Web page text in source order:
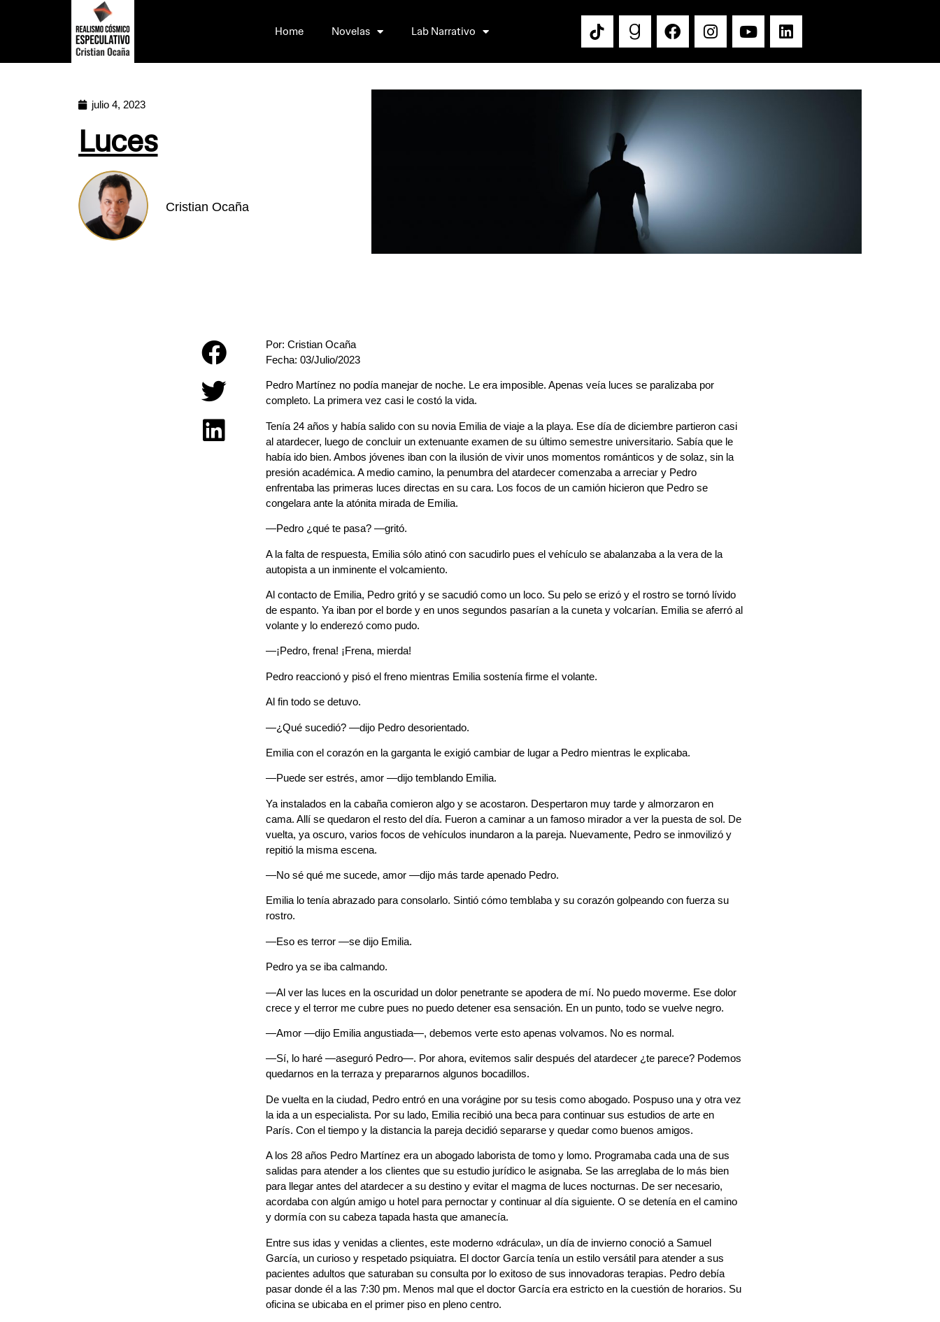
Home Novelas Lab Narrativo
julio 4, 2023
Luces
Cristian Ocaña
Por: Cristian Ocaña
Fecha: 03/Julio/2023
Pedro Martínez no podía manejar de noche. Le era imposible. Apenas veía luces se paralizaba por
completo. La primera vez casi le costó la vida.
Tenía 24 años y había salido con su novia Emilia de viaje a la playa. Ese día de diciembre partieron casi
al atardecer, luego de concluir un extenuante examen de su último semestre universitario. Sabía que le
había ido bien. Ambos jóvenes iban con la ilusión de vivir unos momentos románticos y de solaz, sin la
presión académica. A medio camino, la penumbra del atardecer comenzaba a arreciar y Pedro
enfrentaba las primeras luces directas en su cara. Los focos de un camión hicieron que Pedro se
congelara ante la atónita mirada de Emilia.
—Pedro ¿qué te pasa? —gritó.
A la falta de respuesta, Emilia sólo atinó con sacudirlo pues el vehículo se abalanzaba a la vera de la
autopista a un inminente el volcamiento.
Al contacto de Emilia, Pedro gritó y se sacudió como un loco. Su pelo se erizó y el rostro se tornó lívido
de espanto. Ya iban por el borde y en unos segundos pasarían a la cuneta y volcarían. Emilia se aferró al
volante y lo enderezó como pudo.
—¡Pedro, frena! ¡Frena, mierda!
Pedro reaccionó y pisó el freno mientras Emilia sostenía firme el volante.
Al fin todo se detuvo.
—¿Qué sucedió? —dijo Pedro desorientado.
Emilia con el corazón en la garganta le exigió cambiar de lugar a Pedro mientras le explicaba.
—Puede ser estrés, amor —dijo temblando Emilia.
Ya instalados en la cabaña comieron algo y se acostaron. Despertaron muy tarde y almorzaron en
cama. Allí se quedaron el resto del día. Fueron a caminar a un famoso mirador a ver la puesta de sol. De
vuelta, ya oscuro, varios focos de vehículos inundaron a la pareja. Nuevamente, Pedro se inmovilizó y
repitió la misma escena.
—No sé qué me sucede, amor —dijo más tarde apenado Pedro.
Emilia lo tenía abrazado para consolarlo. Sintió cómo temblaba y su corazón golpeando con fuerza su
rostro.
—Eso es terror —se dijo Emilia.
Pedro ya se iba calmando.
—Al ver las luces en la oscuridad un dolor penetrante se apodera de mí. No puedo moverme. Ese dolor
crece y el terror me cubre pues no puedo detener esa sensación. En un punto, todo se vuelve negro.
—Amor —dijo Emilia angustiada—, debemos verte esto apenas volvamos. No es normal.
—Sí, lo haré —aseguró Pedro—. Por ahora, evitemos salir después del atardecer ¿te parece? Podemos
quedarnos en la terraza y prepararnos algunos bocadillos.
De vuelta en la ciudad, Pedro entró en una vorágine por su tesis como abogado. Pospuso una y otra vez
la ida a un especialista. Por su lado, Emilia recibió una beca para continuar sus estudios de arte en
París. Con el tiempo y la distancia la pareja decidió separarse y quedar como buenos amigos.
A los 28 años Pedro Martínez era un abogado laborista de tomo y lomo. Programaba cada una de sus
salidas para atender a los clientes que su estudio jurídico le asignaba. Se las arreglaba de lo más bien
para llegar antes del atardecer a su destino y evitar el magma de luces nocturnas. De ser necesario,
acordaba con algún amigo u hotel para pernoctar y continuar al día siguiente. O se detenía en el camino
y dormía con su cabeza tapada hasta que amanecía.
Entre sus idas y venidas a clientes, este moderno «drácula», un día de invierno conoció a Samuel
García, un curioso y respetado psiquiatra. El doctor García tenía un estilo versátil para atender a sus
pacientes adultos que saturaban su consulta por lo exitoso de sus innovadoras terapias. Pedro debía
pasar donde él a las 7:30 pm. Menos mal que el doctor García era estricto en la cuestión de horarios. Su
oficina se ubicaba en el primer piso en pleno centro.